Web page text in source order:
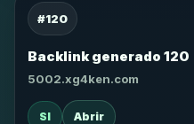
#120
Backlink generado 120
5002.xg4ken.com
SI Abrir